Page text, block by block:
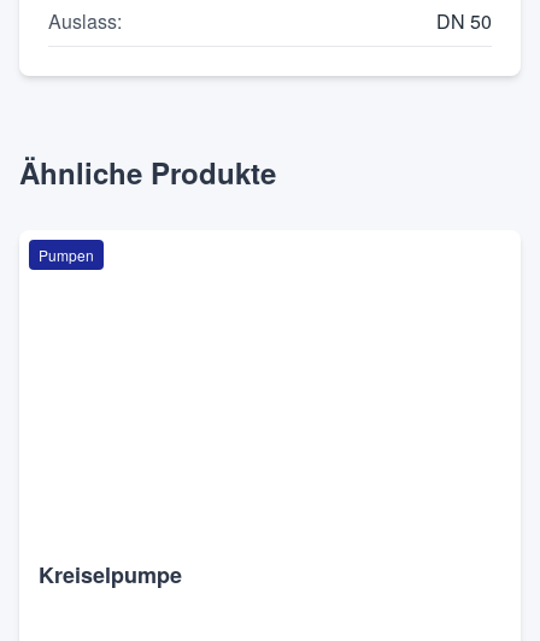
Auslass: DN 50
Ähnliche Produkte
Pumpen
Kreiselpumpe